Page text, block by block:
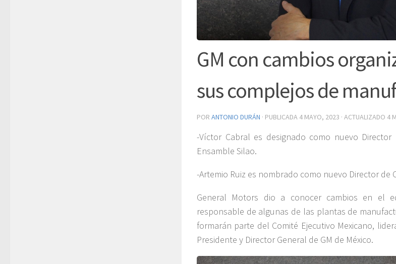
GM con cambios
sus complejos de
POR ANTONIO DURÁN · PUBLICADA 4 MAYO, 2023 · ACTUALIZADO 4
-Víctor Cabral es designado como nuevo Director
Ensamble Silao.
-Artemio Ruiz es nombrado como nuevo Director de
General Motors dio a conocer cambios en el
responsable de algunas de las plantas de
formarán parte del Comité Ejecutivo Mexicano,
Presidente y Director General de GM de México.